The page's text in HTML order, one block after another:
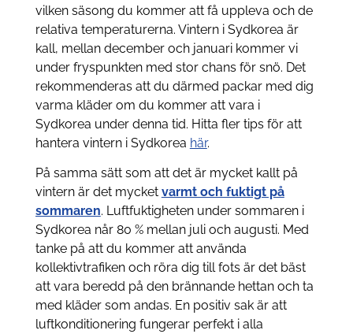
vilken säsong du kommer att få uppleva och de
relativa temperaturerna. Vintern i Sydkorea är
kall, mellan december och januari kommer vi
under fryspunkten med stor chans för snö. Det
rekommenderas att du därmed packar med dig
varma kläder om du kommer att vara i
Sydkorea under denna tid. Hitta fler tips för att
hantera vintern i Sydkorea här.
På samma sätt som att det är mycket kallt på
vintern är det mycket varmt och fuktigt på
sommaren. Luftfuktigheten under sommaren i
Sydkorea når 80 % mellan juli och augusti. Med
tanke på att du kommer att använda
kollektivtrafiken och röra dig till fots är det bäst
att vara beredd på den brännande hettan och ta
med kläder som andas. En positiv sak är att
luftkonditionering fungerar perfekt i alla